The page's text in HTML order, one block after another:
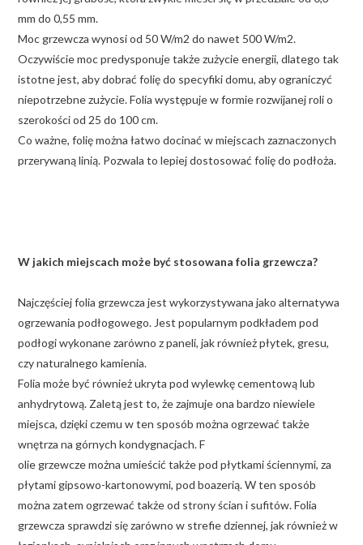
mm do 0,55 mm.
Moc grzewcza wynosi od 50 W/m2 do nawet 500 W/m2.
Oczywiście moc predysponuje także zużycie energii, dlatego tak
istotne jest, aby dobrać folię do specyfiki domu, aby ograniczyć
niepotrzebne zużycie. Folia występuje w formie rozwijanej roli o
szerokości od 25 do 100 cm.
Co ważne, folię można łatwo docinać w miejscach zaznaczonych
przerywaną linią. Pozwala to lepiej dostosować folię do podłoża.
W jakich miejscach może być stosowana folia grzewcza?
Najczęściej folia grzewcza jest wykorzystywana jako alternatywa
ogrzewania podłogowego. Jest popularnym podkładem pod
podłogi wykonane zarówno z paneli, jak również płytek, gresu,
czy naturalnego kamienia.
Folia może być również ukryta pod wylewkę cementową lub
anhydrytową. Zaletą jest to, że zajmuje ona bardzo niewiele
miejsca, dzięki czemu w ten sposób można ogrzewać także
wnętrza na górnych kondygnacjach. F
olie grzewcze można umieścić także pod płytkami ściennymi, za
płytami gipsowo-kartonowymi, pod boazerią. W ten sposób
można zatem ogrzewać także od strony ścian i sufitów. Folia
grzewcza sprawdzi się zarówno w strefie dziennej, jak również w